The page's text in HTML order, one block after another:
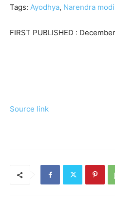
Tags: Ayodhya, Narendra modi
FIRST PUBLISHED :
Source link